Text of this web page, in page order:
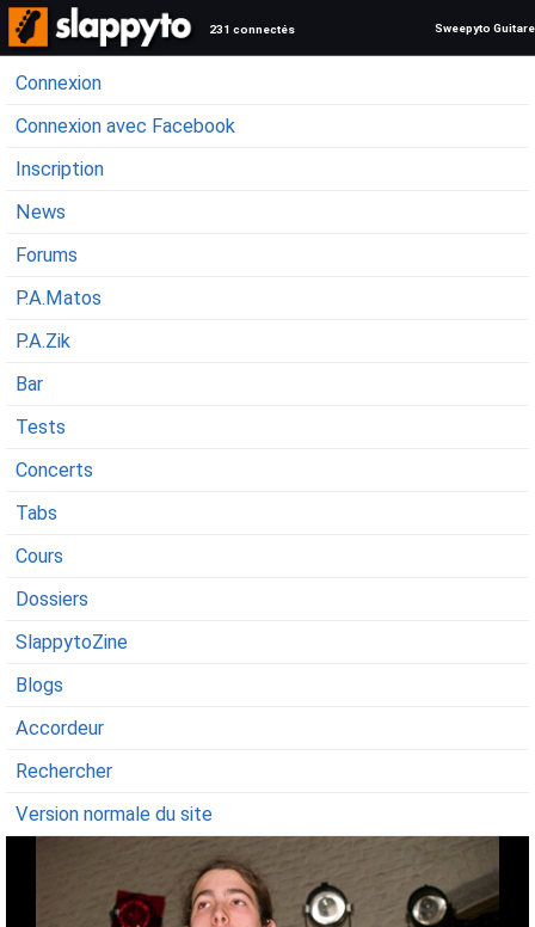
231 connectés Sweepyto Guitare
Connexion
Connexion avec Facebook
Inscription
News
Forums
P.A.Matos
P.A.Zik
Bar
Tests
Concerts
Tabs
Cours
Dossiers
SlappytoZine
Blogs
Accordeur
Rechercher
Version normale du site